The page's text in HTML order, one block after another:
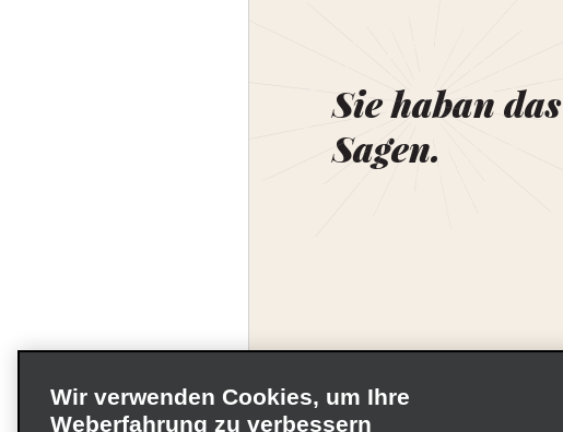
Sie haban das
Sagen.
Wir verwenden Cookies, um Ihre
Weberfahrung zu verbessern